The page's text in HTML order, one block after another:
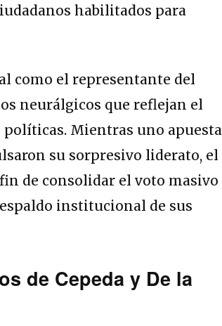
habilitados para
como el representante del
neurálgicos que reflejan el
Mientras uno apuesta
su sorpresivo liderato, el
de consolidar el voto masivo
institucional de sus
de Cepeda y De la